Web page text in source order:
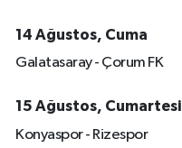
14 Ağustos, Cuma
Galatasaray - Çorum FK
15 Ağustos, Cumartesi
Konyaspor - Rizespor